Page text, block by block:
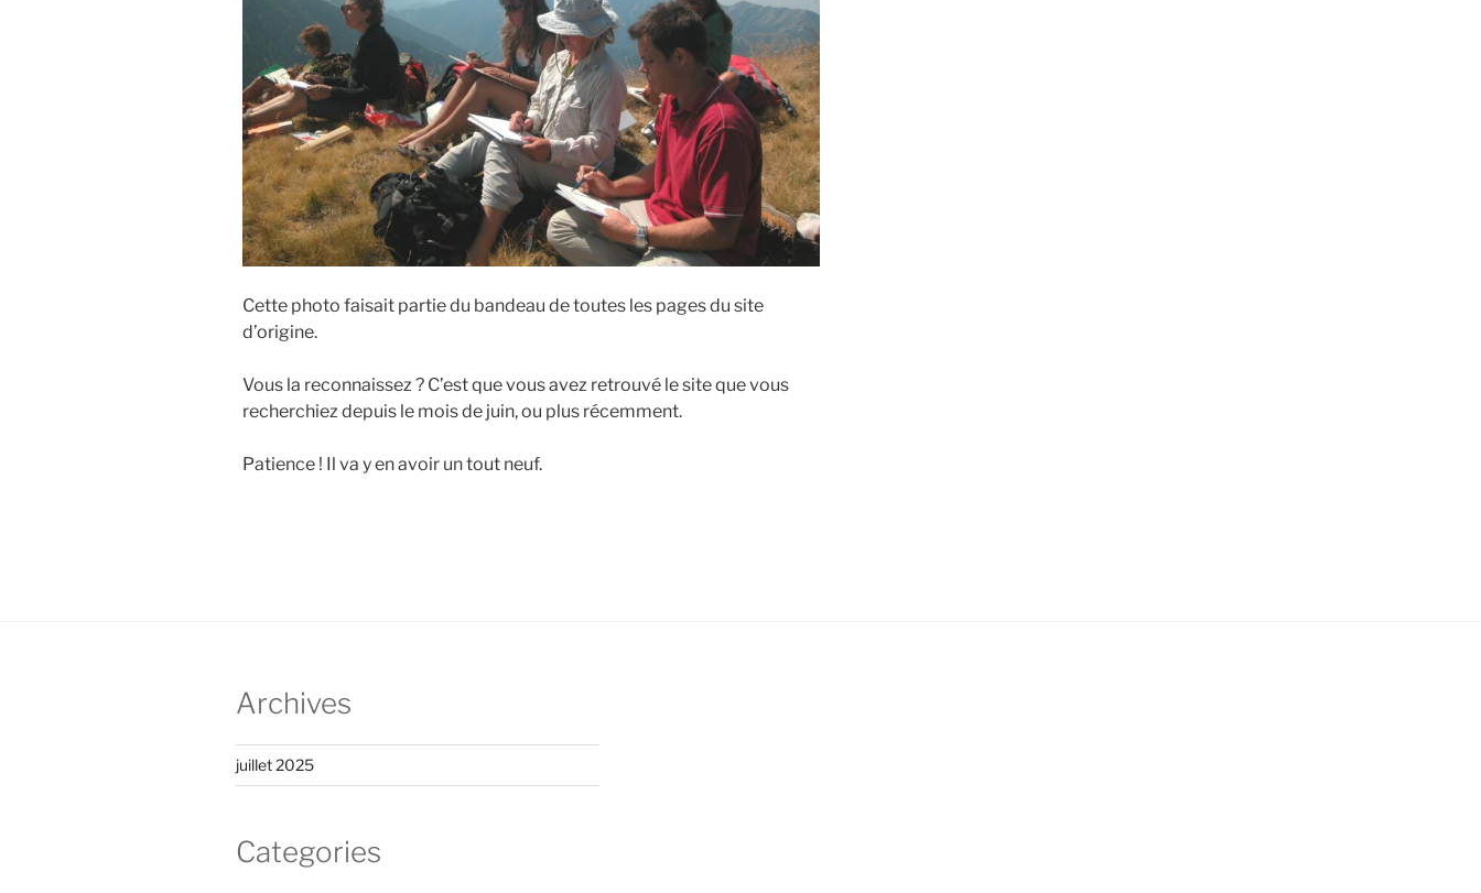
Cette photo faisait partie du bandeau de toutes les pages du site
d’origine.
Vous la reconnaissez ? C’est que vous avez retrouvé le site que vous
recherchiez depuis le mois de juin, ou plus récemment.
Patience ! Il va y en avoir un tout neuf.
Archives
juillet 2025
Categories